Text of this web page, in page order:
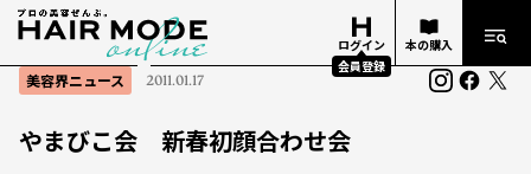
ログイン
会員登録
本の購入
美容界ニュース 2011.01.17
やまびこ会 新春初顔合わせ会